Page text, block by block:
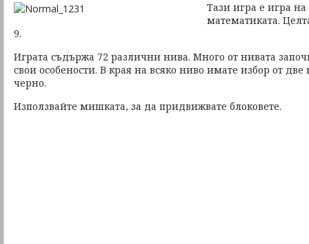
Тази игра е игра на
математиката.
9.
Играта съдържа 72 различни нива. Много от нивата
свои особености. В края на всяко ниво имате избор от
черно.
Използвайте мишката, за да придвижвате блоковете.